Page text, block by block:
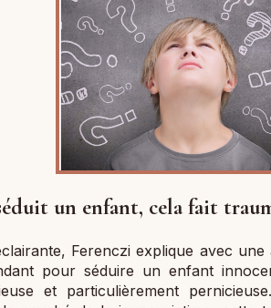
un enfant, cela fait
Ferenczi explique avec
pour séduire un enfant
et particulièrement